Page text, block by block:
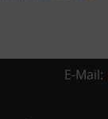
E-Mail: